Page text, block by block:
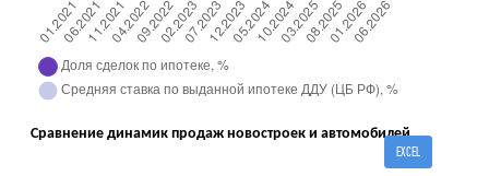
Сравнение динамик продаж новостроек и автомобилей
EXCEL